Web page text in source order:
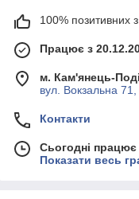
100% позитивних з
Працює з
м. Кам'янець-
вул. Вокзальна
Контакти
Сьогодні
Показати весь